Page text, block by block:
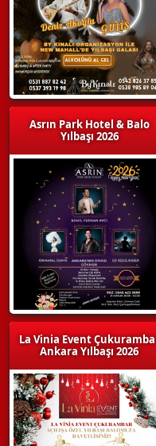
Asrın Park Hotel & Balo
Yılbaşı 2026
La Vinia Event
Ankara Yılbaşı 2026